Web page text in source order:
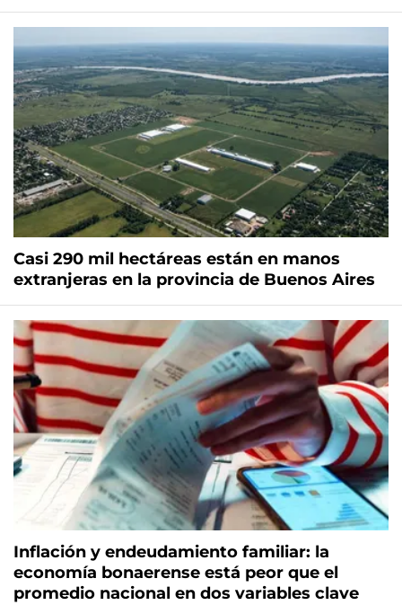
Casi 290 mil hectáreas están en manos
extranjeras en la provincia de Buenos Aires
Inflación y endeudamiento familiar: la
economía bonaerense está peor que el
promedio nacional en dos variables clave